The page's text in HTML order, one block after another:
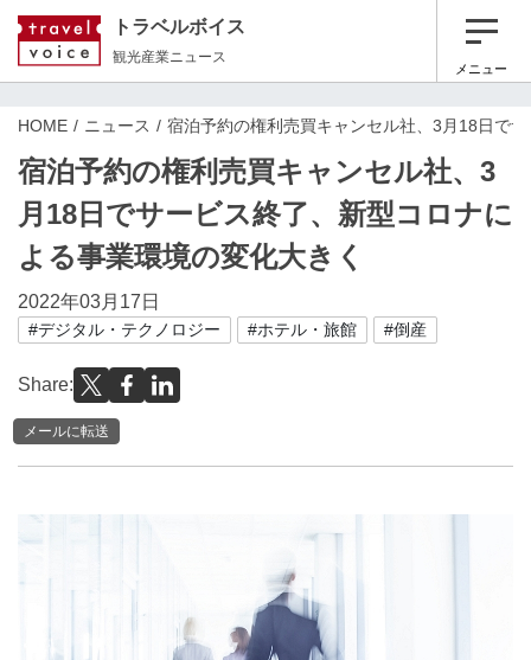
トラベルボイス
観光産業ニュース
メニュー
HOME ニュース 宿泊予約の権利売買キャンセル社、3月18日で
宿泊予約の権利売買キャンセル社、3
月18日でサービス終了、新型コロナに
よる事業環境の変化大きく
2022年03月17日
#デジタル・テクノロジー #ホテル・旅館 #倒産
Share:
メールに転送